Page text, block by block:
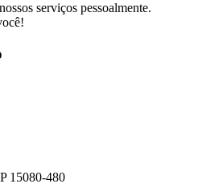
serviços pessoalmente.
15080-480